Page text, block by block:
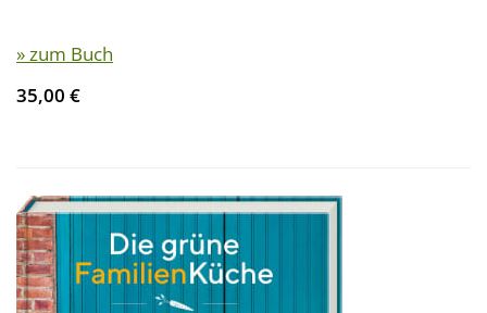
» zum Buch
35,00 €